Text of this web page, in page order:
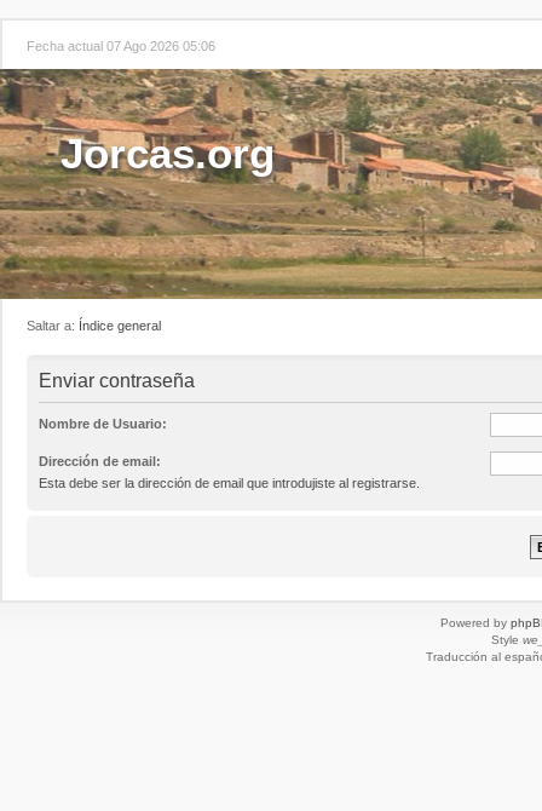
Fecha actual 07 Ago 2026 05:06
Jorcas.org
Saltar a: Índice general
Enviar contraseña
Nombre de Usuario:
Dirección de email:
Esta debe ser la dirección de email que introdujiste al registrarse.
Powered by
Style
Traducción al